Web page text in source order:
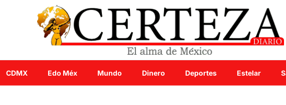
CDMX Edo Méx Mundo Dinero Deportes Estelar